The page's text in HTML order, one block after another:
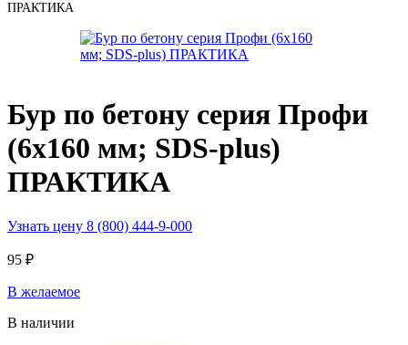
ПРАКТИКА
Бур по бетону серия Профи
(6х160 мм; SDS-plus)
ПРАКТИКА
Узнать цену 8 (800) 444-9-000
95 ₽
В желаемое
В наличии